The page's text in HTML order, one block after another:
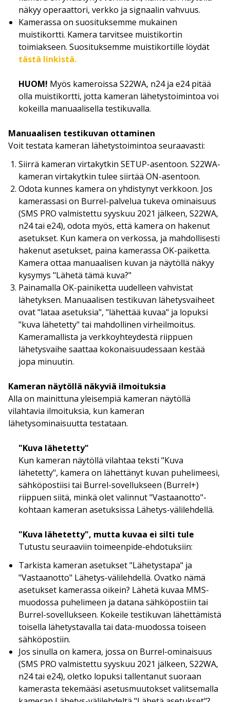
näkyy operaattori, verkko ja signaalin vahvuus.
Kamerassa on suosituksemme mukainen
muistikortti. Kamera tarvitsee muistikortin
toimiakseen. Suosituksemme muistikortille löydät
tästä linkistä.
HUOM! Myös kameroissa S22WA, n24 ja e24 pitää
olla muistikortti, jotta kameran lähetystoimintoa voi
kokeilla manuaalisella testikuvalla.
Manuaalisen testikuvan ottaminen
Voit testata kameran lähetystoimintoa seuraavasti:
Siirrä kameran virtakytkin SETUP-asentoon. S22WA-
kameran virtakytkin tulee siirtää ON-asentoon.
Odota kunnes kamera on yhdistynyt verkkoon. Jos
kamerassasi on Burrel-palvelua tukeva ominaisuus
(SMS PRO valmistettu syyskuu 2021 jälkeen, S22WA,
n24 tai e24), odota myös, että kamera on hakenut
asetukset. Kun kamera on verkossa, ja mahdollisesti
hakenut asetukset, paina kamerassa OK-paiketta.
Kamera ottaa manuaalisen kuvan ja näytöllä näkyy
kysymys "Lähetä tämä kuva?"
Painamalla OK-painiketta uudelleen vahvistat
lähetyksen. Manuaalisen testikuvan lähetysvaiheet
ovat "lataa asetuksia", "lähettää kuvaa" ja lopuksi
"kuva lähetetty" tai mahdollinen virheilmoitus.
Kameramallista ja verkkoyhteydestä riippuen
lähetysvaihe saattaa kokonaisuudessaan kestää
jopa minuutin.
Kameran näytöllä näkyviä ilmoituksia
Alla on mainittuna yleisempiä kameran näytöllä
vilahtavia ilmoituksia, kun kameran
lähetysominaisuutta testataan.
"Kuva lähetetty"
Kun kameran näytöllä vilahtaa teksti "Kuva
lähetetty", kamera on lähettänyt kuvan puhelimeesi,
sähköpostiisi tai Burrel-sovellukseen (Burrel+)
riippuen siitä, minkä olet valinnut "Vastaanotto"-
kohtaan kameran asetuksissa Lähetys-välilehdellä.
"Kuva lähetetty", mutta kuvaa ei silti tule
Tutustu seuraaviin toimeenpide-ehdotuksiin:
Tarkista kameran asetukset "Lähetystapa" ja
"Vastaanotto" Lähetys-välilehdellä. Ovatko nämä
asetukset kamerassa oikein? Lähetä kuvaa MMS-
muodossa puhelimeen ja datana sähköpostiin tai
Burrel-sovellukseen. Kokeile testikuvan lähettämistä
toisella lähetystavalla tai data-muodossa toiseen
sähköpostiin.
Jos sinulla on kamera, jossa on Burrel-ominaisuus
(SMS PRO valmistettu syyskuu 2021 jälkeen, S22WA,
n24 tai e24), oletko lopuksi tallentanut suoraan
kamerasta tekemääsi asetusmuutokset valitsemalla